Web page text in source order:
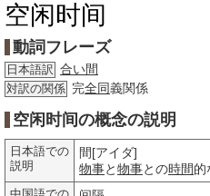
空闲时间
動詞フレーズ
日本語訳 合い間
対訳の関係 完全同義関係
空闲时间の概念の説明
日本語での
説明
間[アイダ]
物事と物事との時間的